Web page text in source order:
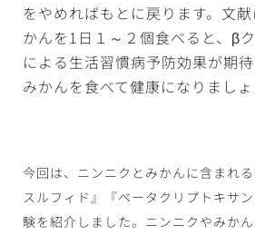
をやめればもとに戻ります。文
かんを1日１～２個食べると、β
による生活習慣病予防効果が期待
みかんを食べて健康になりましょ
今回は、ニンニクとみかんに含まれ
スルフィド』『ベータクリプトキサ
験を紹介しました。ニンニクやみか